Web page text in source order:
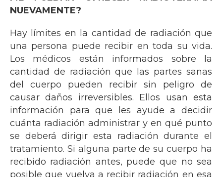
NUEVAMENTE?
Hay límites en la cantidad de radiación que
una persona puede recibir en toda su vida.
Los médicos están informados sobre la
cantidad de radiación que las partes sanas
del cuerpo pueden recibir sin peligro de
causar daños irreversibles. Ellos usan esta
información para que les ayude a decidir
cuánta radiación administrar y en qué punto
se deberá dirigir esta radiación durante el
tratamiento. Si alguna parte de su cuerpo ha
recibido radiación antes, puede que no sea
posible que vuelva a recibir radiación en esa